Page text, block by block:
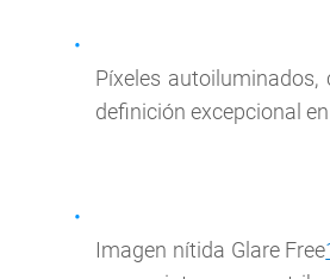
Píxeles
definición excepcional
Imagen nítida Glare Free